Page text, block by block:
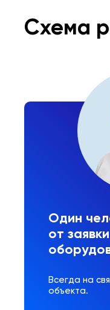
Схема
Один
от
Всегда на
объекта.